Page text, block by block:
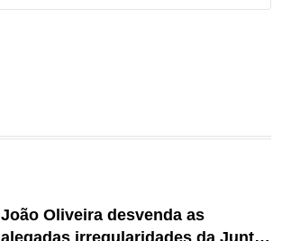
João Oliveira desvenda as